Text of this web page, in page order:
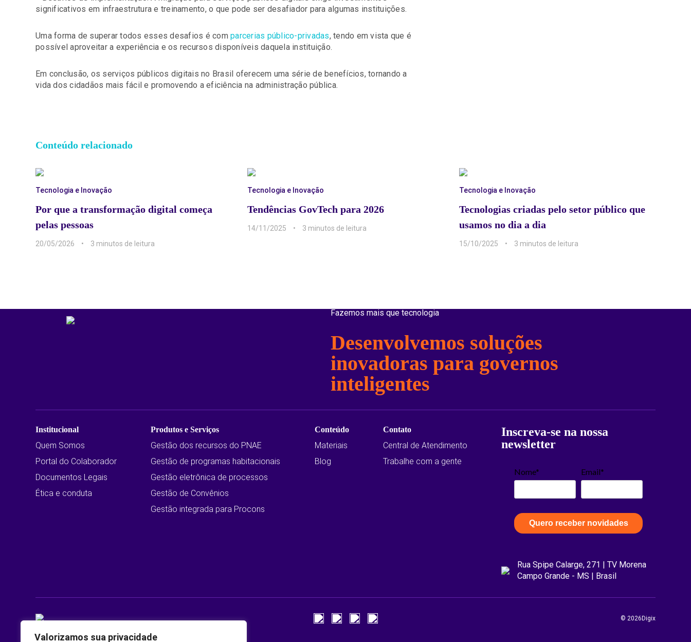
Valorizamos sua privacidade
significativos em infraestrutura e treinamento, o que pode ser desafiador para algumas instituições.
Uma forma de superar todos esses desafios é com parcerias público-privadas, tendo em vista que é
possível aproveitar a experiência e os recursos disponíveis daquela instituição.
Em conclusão, os serviços públicos digitais no Brasil oferecem uma série de benefícios, tornando a
vida dos cidadãos mais fácil e promovendo a eficiência na administração pública.
Conteúdo relacionado
Tecnologia e Inovação
Por que a transformação digital começa
pelas pessoas
20/05/2026 3 min
Tecnologia e Inovação
Tendências GovTech para 2026
14/11/2025 3 min
Tecnologia e Inovação
Tecnologias criadas pelo setor público que
usamos no dia a dia
15/10/2025 3 min
Fazemos mais que tecnologia
Desenvolvemos soluções
inovadoras para governos
inteligentes
Institucional
Quem Somos
Portal do Colaborador
Documentos Legais
Ética e conduta
Produtos e Serviços
Gestão dos recursos do PNAE
Gestão de programas habitacionais
Gestão eletrônica de processos
Gestão de Convênios
Gestão integrada para Procons
Conteúdo
Materiais
Blog
Contato
Central de Atendimento
Trabalhe com a gente
Inscreva-se na nossa
newsletter
Nome* Email*
Quero receber novidades
Rua Spipe Calarge, 271 | TV Morena
Campo Grande - MS | Brasil
© 2026Digix